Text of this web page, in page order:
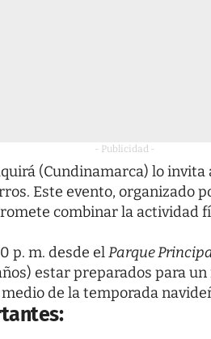
- Publicidad -
(Cundinamarca) lo
Este evento, organizado
combinar la actividad
p. m. desde elParque
estar preparados para
de la temporada